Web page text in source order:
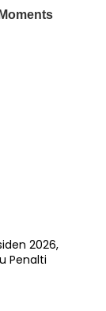
2026,
Penalti